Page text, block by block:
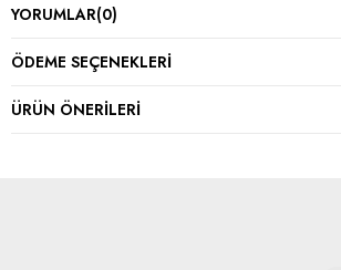
YORUMLAR(0)
ÖDEME SEÇENEKLERI
ÜRÜN ÖNERILERI